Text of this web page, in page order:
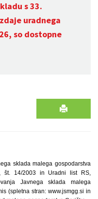
s 33.
uradnega
so dostopne
sklada malega gospodarstva
št. 14/2003 in Uradni list RS,
Javnega sklada malega
(spletna stran: www.jsmgg.si in